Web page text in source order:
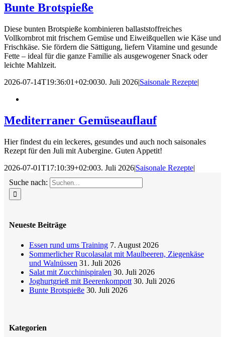
Bunte Brotspieße
Diese bunten Brotspieße kombinieren ballaststoffreiches
Vollkornbrot mit frischem Gemüse und Eiweißquellen wie Käse und
Frischkäse. Sie fördern die Sättigung, liefern Vitamine und gesunde
Fette – ideal für die ganze Familie als ausgewogener Snack oder
leichte Mahlzeit.
2026-07-14T19:36:01+02:0030. Juli 2026|Saisonale Rezepte|
Mediterraner Gemüseauflauf
Hier findest du ein leckeres, gesundes und auch noch saisonales
Rezept für den Juli mit Aubergine. Guten Appetit!
2026-07-01T17:10:39+02:003. Juli 2026|Saisonale Rezepte|
Suche nach:
Neueste Beiträge
Essen rund ums Training 7. August 2026
Sommerlicher Rucolasalat mit Maulbeeren, Ziegenkäse
und Walnüssen 31. Juli 2026
Salat mit Zucchinispiralen 30. Juli 2026
Joghurtgrieß mit Beerenkompott 30. Juli 2026
Bunte Brotspieße 30. Juli 2026
Kategorien